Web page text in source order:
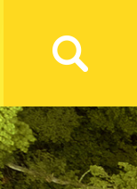
Ricerca avanzata